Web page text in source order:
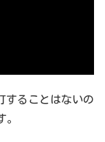
することはないの
。